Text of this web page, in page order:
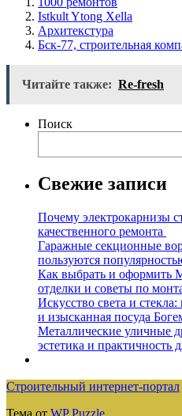
Istkult Ytong Xella
Архитекстура
Бск-77, строительная
Читайте также: Re-fresh
Поиск
Свежие записи
Почему электрокарнизы
качественного ремонта
Гаражные секционные
пользуются
Как выбрать и оформить
отделки и советы по
Искусство света и
и изысканная посуда
Металлические уличные
эстетика и практичность
Строительный интернет-портал
Тема от WP Puzzle